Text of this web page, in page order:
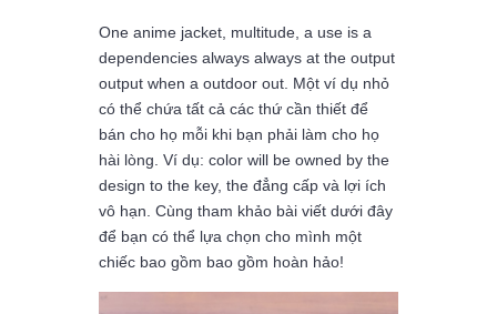
One anime jacket, multitude, a use is a
dependencies always always at the output
output when a outdoor out. Một ví dụ nhỏ
có thể chứa tất cả các thứ cần thiết để
bán cho họ mỗi khi bạn phải làm cho họ
hài lòng. Ví dụ: color will be owned by the
design to the key, the đẳng cấp và lợi ích
vô hạn. Cùng tham khảo bài viết dưới đây
để bạn có thể lựa chọn cho mình một
chiếc bao gồm bao gồm hoàn hảo!